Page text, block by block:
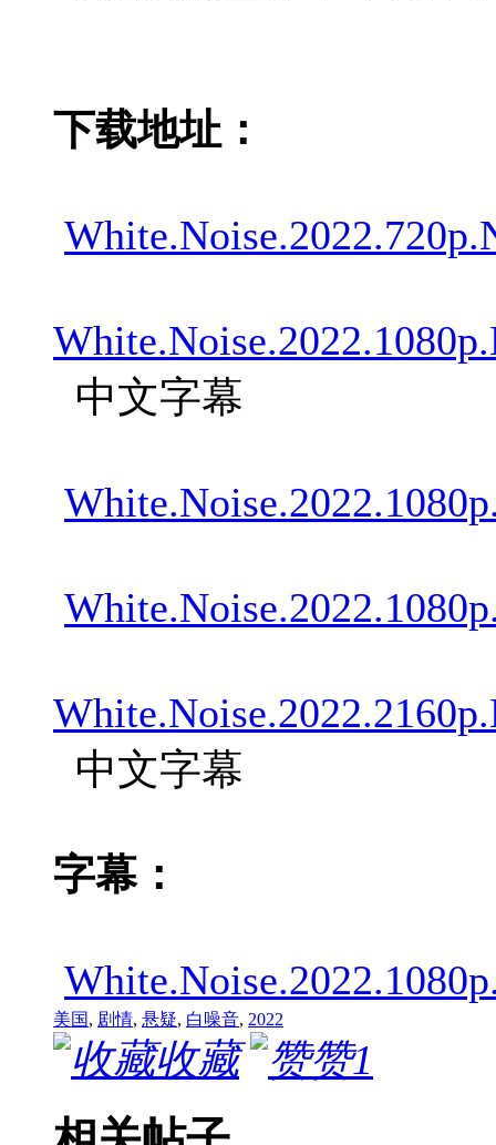
下载地址：
中文字幕
中文字幕
字幕：
美国, 剧情, 悬疑, 白噪音, 2022
收藏 赞1